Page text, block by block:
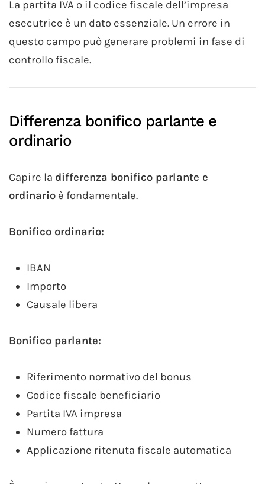
La partita IVA o il codice fiscale dell’impresa
esecutrice è un dato essenziale. Un errore in
questo campo può generare problemi in fase di
controllo fiscale.
Differenza bonifico parlante e
ordinario
Capire la differenza bonifico parlante e
ordinario è fondamentale.
Bonifico ordinario:
IBAN
Importo
Causale libera
Bonifico parlante:
Riferimento normativo del bonus
Codice fiscale beneficiario
Partita IVA impresa
Numero fattura
Applicazione ritenuta fiscale automatica